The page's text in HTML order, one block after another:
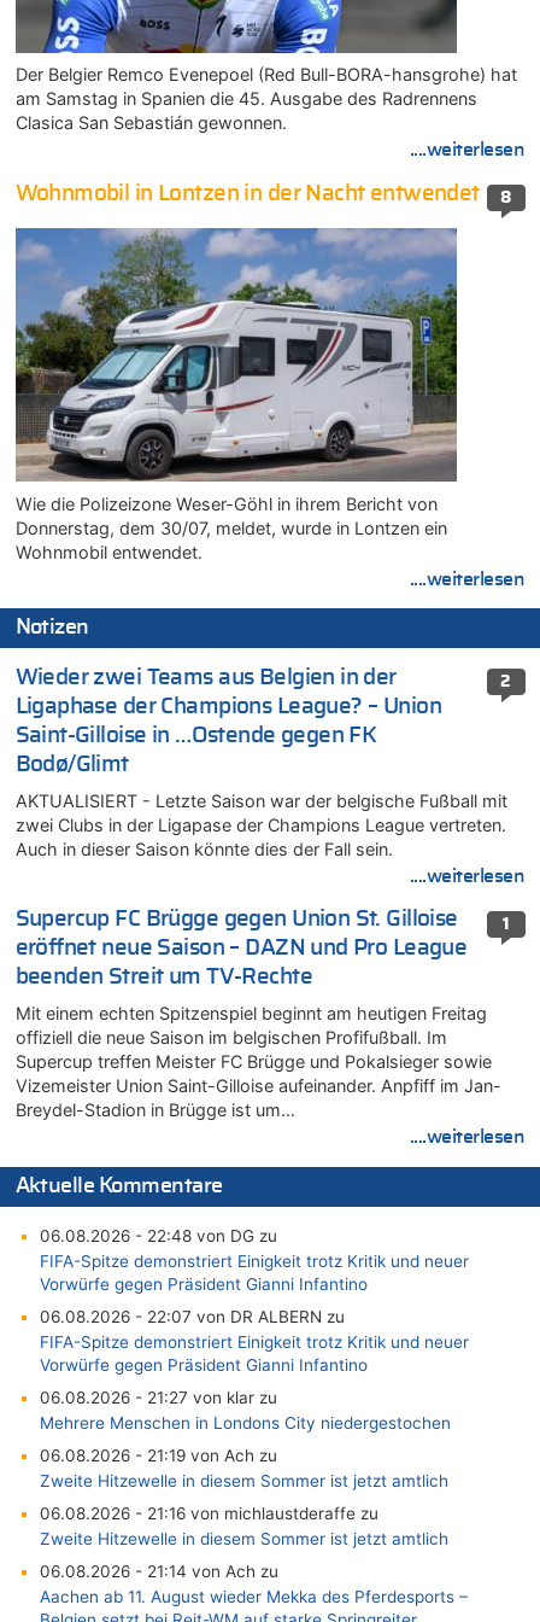
Der Belgier Remco Evenepoel (Red Bull-BORA-hansgrohe) hat
am Samstag in Spanien die 45. Ausgabe des Radrennens
Clasica San Sebastián gewonnen.
....weiterlesen
8
Wohnmobil in Lontzen in der Nacht entwendet
Wie die Polizeizone Weser-Göhl in ihrem Bericht von
Donnerstag, dem 30/07, meldet, wurde in Lontzen ein
Wohnmobil entwendet.
....weiterlesen
Notizen
2
Wieder zwei Teams aus Belgien in der
Ligaphase der Champions League? – Union
Saint-Gilloise in …Ostende gegen FK
Bodø/Glimt
AKTUALISIERT - Letzte Saison war der belgische Fußball mit
zwei Clubs in der Ligapase der Champions League vertreten.
Auch in dieser Saison könnte dies der Fall sein.
....weiterlesen
1
Supercup FC Brügge gegen Union St. Gilloise
eröffnet neue Saison – DAZN und Pro League
beenden Streit um TV-Rechte
Mit einem echten Spitzenspiel beginnt am heutigen Freitag
offiziell die neue Saison im belgischen Profifußball. Im
Supercup treffen Meister FC Brügge und Pokalsieger sowie
Vizemeister Union Saint-Gilloise aufeinander. Anpfiff im Jan-
Breydel-Stadion in Brügge ist um…
....weiterlesen
Aktuelle Kommentare
06.08.2026 - 22:48 von DG zu
FIFA-Spitze demonstriert Einigkeit trotz Kritik und neuer
Vorwürfe gegen Präsident Gianni Infantino
06.08.2026 - 22:07 von DR ALBERN zu
FIFA-Spitze demonstriert Einigkeit trotz Kritik und neuer
Vorwürfe gegen Präsident Gianni Infantino
06.08.2026 - 21:27 von klar zu
Mehrere Menschen in Londons City niedergestochen
06.08.2026 - 21:19 von Ach zu
Zweite Hitzewelle in diesem Sommer ist jetzt amtlich
06.08.2026 - 21:16 von michlaustderaffe zu
Zweite Hitzewelle in diesem Sommer ist jetzt amtlich
06.08.2026 - 21:14 von Ach zu
Aachen ab 11. August wieder Mekka des Pferdesports –